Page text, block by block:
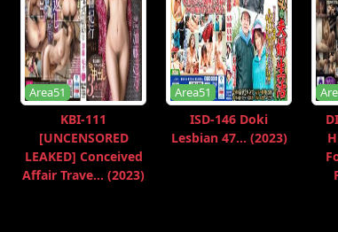
Area51
KBI-111
[UNCENSORED
LEAKED] Conceived
Affair Trave... (2023)
Area51
ISD-146 Doki
Lesbian 47... (2023)